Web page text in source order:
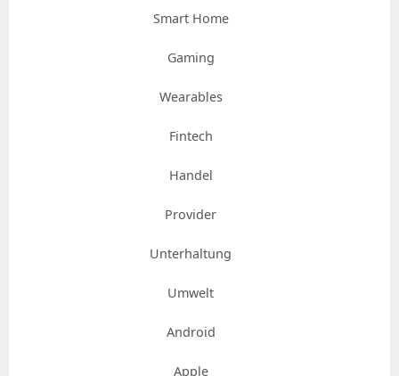
Smart Home
Gaming
Wearables
Fintech
Handel
Provider
Unterhaltung
Umwelt
Android
Apple